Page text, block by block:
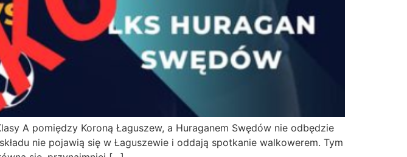
A pomiędzy Koroną Łaguszew, a Huraganem Swędów nie odbędzie
nie pojawią się w Łaguszewie i oddają spotkanie walkowerem. Tym